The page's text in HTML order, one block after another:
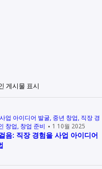
게시물 표시
사업 아이디어 발굴 중년 창업 직장 경
창업 창업 준비 1 10월 2025
음: 직장 경험을 사업 아이디어